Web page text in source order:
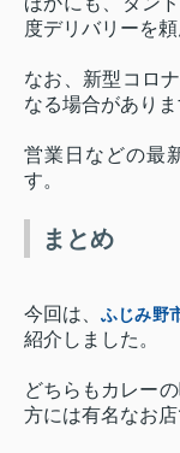
度デリバリーを
なお、新型コロ
なる場合があり
営業日などの最
す。
まとめ
今回は、ふじみ野
紹介しました。
どちらもカレー
方には有名なお店